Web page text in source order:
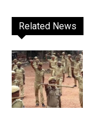
Related News